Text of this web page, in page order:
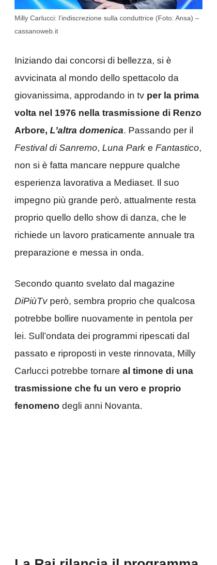
Milly Carlucci: l’indiscrezione sulla conduttrice (Foto: Ansa) –
cassanoweb.it
Iniziando dai concorsi di bellezza, si è
avvicinata al mondo dello spettacolo da
giovanissima, approdando in tv per la prima
volta nel 1976 nella trasmissione di Renzo
Arbore, L’altra domenica. Passando per il
Festival di Sanremo, Luna Park e Fantastico,
non si è fatta mancare neppure qualche
esperienza lavorativa a Mediaset. Il suo
impegno più grande però, attualmente resta
proprio quello dello show di danza, che le
richiede un lavoro praticamente annuale tra
preparazione e messa in onda.
Secondo quanto svelato dal magazine
DiPiùTvperò, sembra proprio che qualcosa
potrebbe bollire nuovamente in pentola per
lei. Sull’ondata dei programmi ripescati dal
passato e riproposti in veste rinnovata, Milly
Carlucci potrebbe tornare al timone di una
trasmissione che fu un vero e proprio
fenomeno degli anni Novanta.